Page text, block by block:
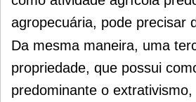
agropecuária, pode precisar
Da mesma maneira, uma
propriedade, que possui
predominante o